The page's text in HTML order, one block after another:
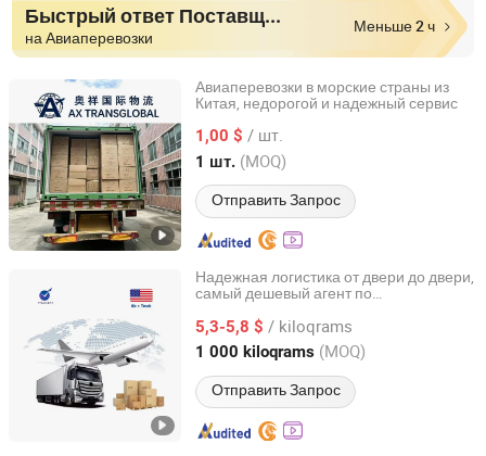
Быстрый ответ Поставщики
на Авиаперевозки
Меньше 2 ч
Авиаперевозки в морские страны из
Китая, недорогой и надежный сервис
1,00 $ / шт.
1 шт. (MOQ)
Отправить Запрос
Shenzhen Aoxiang Cross - Border Supply Chain Co., Ltd.
Guangdong, China с 2026
Надежная логистика от двери до двери,
самый дешевый агент по
5,3-5,8 $ / kiloqrams
1 000 kiloqrams (MOQ)
Отправить Запрос
Changsha Tranbay Supply Chain Co., Ltd.
Hunan, China с 2025